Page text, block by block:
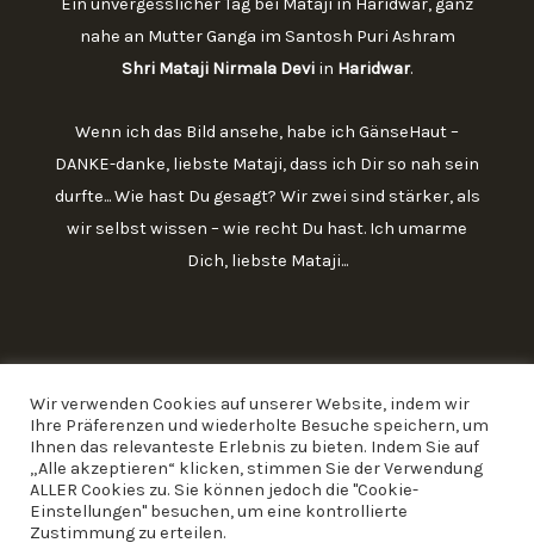
Ein unvergesslicher Tag bei Mataji in Haridwar, ganz
nahe an Mutter Ganga im Santosh Puri Ashram
Shri Mataji Nirmala Devi in Haridwar.
Wenn ich das Bild ansehe, habe ich GänseHaut –
DANKE-danke, liebste Mataji, dass ich Dir so nah sein
durfte... Wie hast Du gesagt? Wir zwei sind stärker, als
wir selbst wissen – wie recht Du hast. Ich umarme
Dich, liebste Mataji...
Copyright 2026 Rita Gumpricht
Wir verwenden Cookies auf unserer Website, indem wir
Ihre Präferenzen und wiederholte Besuche speichern, um
Ihnen das relevanteste Erlebnis zu bieten. Indem Sie auf
„Alle akzeptieren“ klicken, stimmen Sie der Verwendung
ALLER Cookies zu. Sie können jedoch die "Cookie-
Einstellungen" besuchen, um eine kontrollierte
Zustimmung zu erteilen.